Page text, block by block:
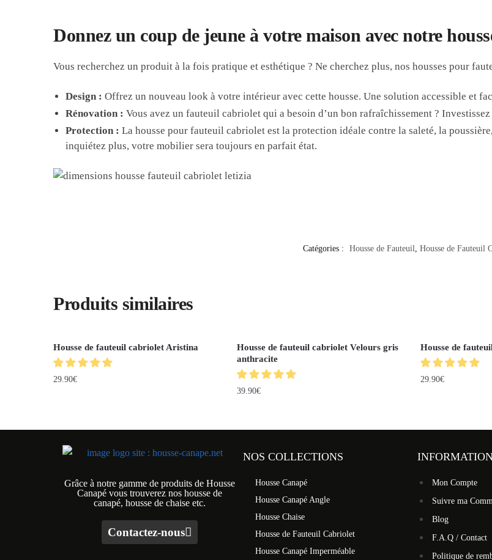
Donnez un coup de jeune à votre maison avec notre
Vous recherchez un produit à la fois pratique et esthétique ? Ne cherchez plus, nos housses pour
Design : Offrez un nouveau look à votre intérieur avec cette housse. Une solution accessible et
Rénovation : Vous avez un fauteuil cabriolet qui a besoin d’un bon rafraîchissement ?
Protection : La housse pour fauteuil cabriolet est la protection idéale contre la saleté, la
inquiétez plus, votre mobilier sera toujours en parfait état.
Catégories : Housse de Fauteuil, Housse de Fauteuil
Produits similaires
Housse de fauteuil cabriolet Aristina
29.90€
Housse de fauteuil cabriolet Velours gris
anthracite
39.90€
Housse de
29.90€
Grâce à notre gamme de produits de Housse
Canapé vous trouverez nos housse de
canapé, housse de chaise etc.
Contactez-nous
NOS COLLECTIONS
Housse Canapé
Housse Canapé Angle
Housse Chaise
Housse de Fauteuil Cabriolet
Housse Canapé Imperméable
Mon Compte
Suivre ma
Blog
F.A.Q / Contact
Politique de